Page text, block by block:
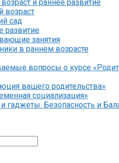
и раннее развитие
возраст
сад
развитие
занятия
в раннем возрасте
вопросы о курсе
вашего родительства»
социализация»
гаджеты. Безопасность и